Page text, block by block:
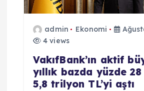
admin Ekonomi
4 views
VakıfBank’ın aktif
yıllık bazda yüzde
5,8 trilyon TL’yi aştı